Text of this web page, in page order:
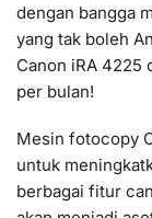
dengan bangga
yang tak boleh
Canon iRA 4225
per bulan!
Mesin fotocopy
untuk
berbagai fitur